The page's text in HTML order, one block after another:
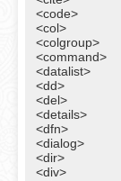
<code>
<col>
<colgroup>
<command>
<datalist>
<dd>
<del>
<details>
<dfn>
<dialog>
<dir>
<div>